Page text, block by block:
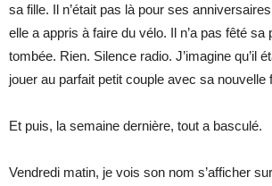
sa fille. Il n’était pas là pour ses
elle a appris à faire du vélo. Il n’a pas fêté sa
tombée. Rien. Silence radio. J’imagine qu’il
jouer au parfait petit couple avec sa nouvelle
Et puis, la semaine dernière, tout a basculé.
Vendredi matin, je vois son nom s’afficher